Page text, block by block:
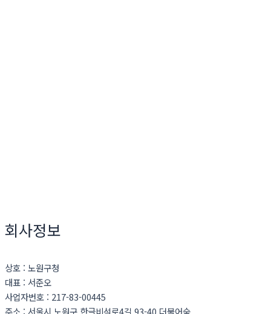
회사정보
상호 : 노원구청
대표 : 서준오
사업자번호 : 217-83-00445
주소 : 서울시 노원구 한글비석로4길 93-40 더불어숲